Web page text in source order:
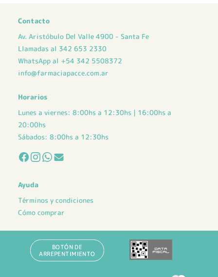
Contacto
Av. Aristóbulo Del Valle 4900 - Santa Fe
Llamadas al 342 653 2330
WhatsApp al +54 342 5508372
info@farmaciapacce.com.ar
Horarios
Lunes a viernes: 8:00hs a 12:30hs | 16:00hs a
20:00hs
Sábados: 8:00hs a 12:30hs
Ayuda
Términos y condiciones
Cómo comprar
BOTÓN DE
ARREPENTIMIENTO